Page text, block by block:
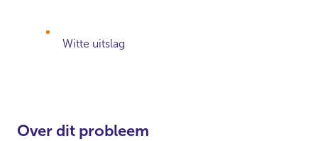
Witte uitslag
Over dit probleem